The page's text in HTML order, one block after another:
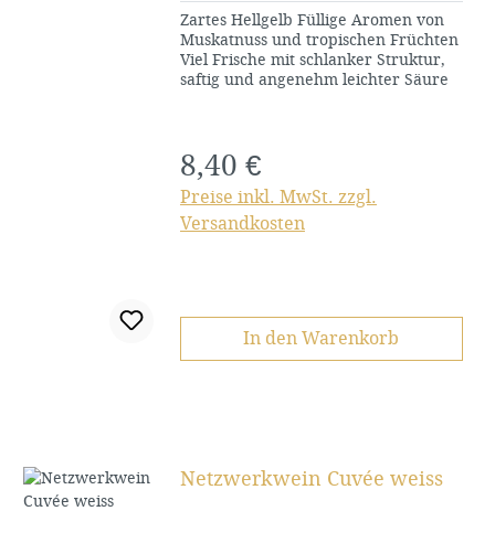
Zartes Hellgelb Füllige Aromen von
Muskatnuss und tropischen Früchten
Viel Frische mit schlanker Struktur,
saftig und angenehm leichter Säure
Regulärer Preis:
8,40 €
Preise inkl. MwSt. zzgl.
Versandkosten
In den Warenkorb
Netzwerkwein Cuvée weiss